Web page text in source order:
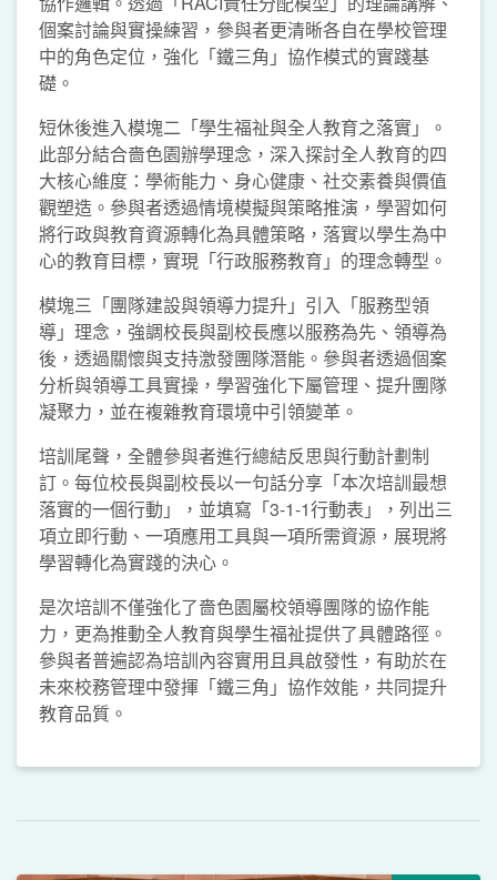
個案討論與實操練習，參與者更清晰各自在學校管理
中的角色定位，強化「鐵三角」協作模式的實踐基
礎。
短休後進入模塊二「學生福祉與全人教育之落實」。
此部分結合嗇色園辦學理念，深入探討全人教育的四
大核心維度：學術能力、身心健康、社交素養與價值
觀塑造。參與者透過情境模擬與策略推演，學習如何
將行政與教育資源轉化為具體策略，落實以學生為中
心的教育目標，實現「行政服務教育」的理念轉型。
模塊三「團隊建設與領導力提升」引入「服務型領
導」理念，強調校長與副校長應以服務為先、領導為
後，透過關懷與支持激發團隊潛能。參與者透過個案
分析與領導工具實操，學習強化下屬管理、提升團隊
凝聚力，並在複雜教育環境中引領變革。
培訓尾聲，全體參與者進行總結反思與行動計劃制
訂。每位校長與副校長以一句話分享「本次培訓最想
落實的一個行動」，並填寫「3-1-1行動表」，列出三
項立即行動、一項應用工具與一項所需資源，展現將
學習轉化為實踐的決心。
是次培訓不僅強化了嗇色園屬校領導團隊的協作能
力，更為推動全人教育與學生福祉提供了具體路徑。
參與者普遍認為培訓內容實用且具啟發性，有助於在
未來校務管理中發揮「鐵三角」協作效能，共同提升
教育品質。